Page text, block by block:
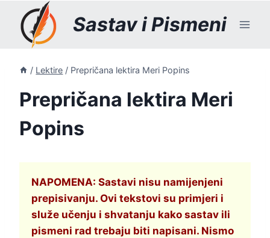
content
Sastav i Pismeni
/ Lektire / Prepričana lektira Meri Popins
Prepričana lektira Meri
Popins
NAPOMENA: Sastavi nisu namijenjeni
prepisivanju. Ovi tekstovi su primjeri i
služe učenju i shvatanju kako sastav ili
pismeni rad trebaju biti napisani. Nismo